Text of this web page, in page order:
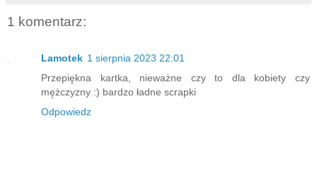
1 komentarz:
Lamotek 1 sierpnia 2023 22:01
Przepiękna kartka, nieważne czy to dla kobiety czy
mężczyzny :) bardzo ładne scrapki
Odpowiedz